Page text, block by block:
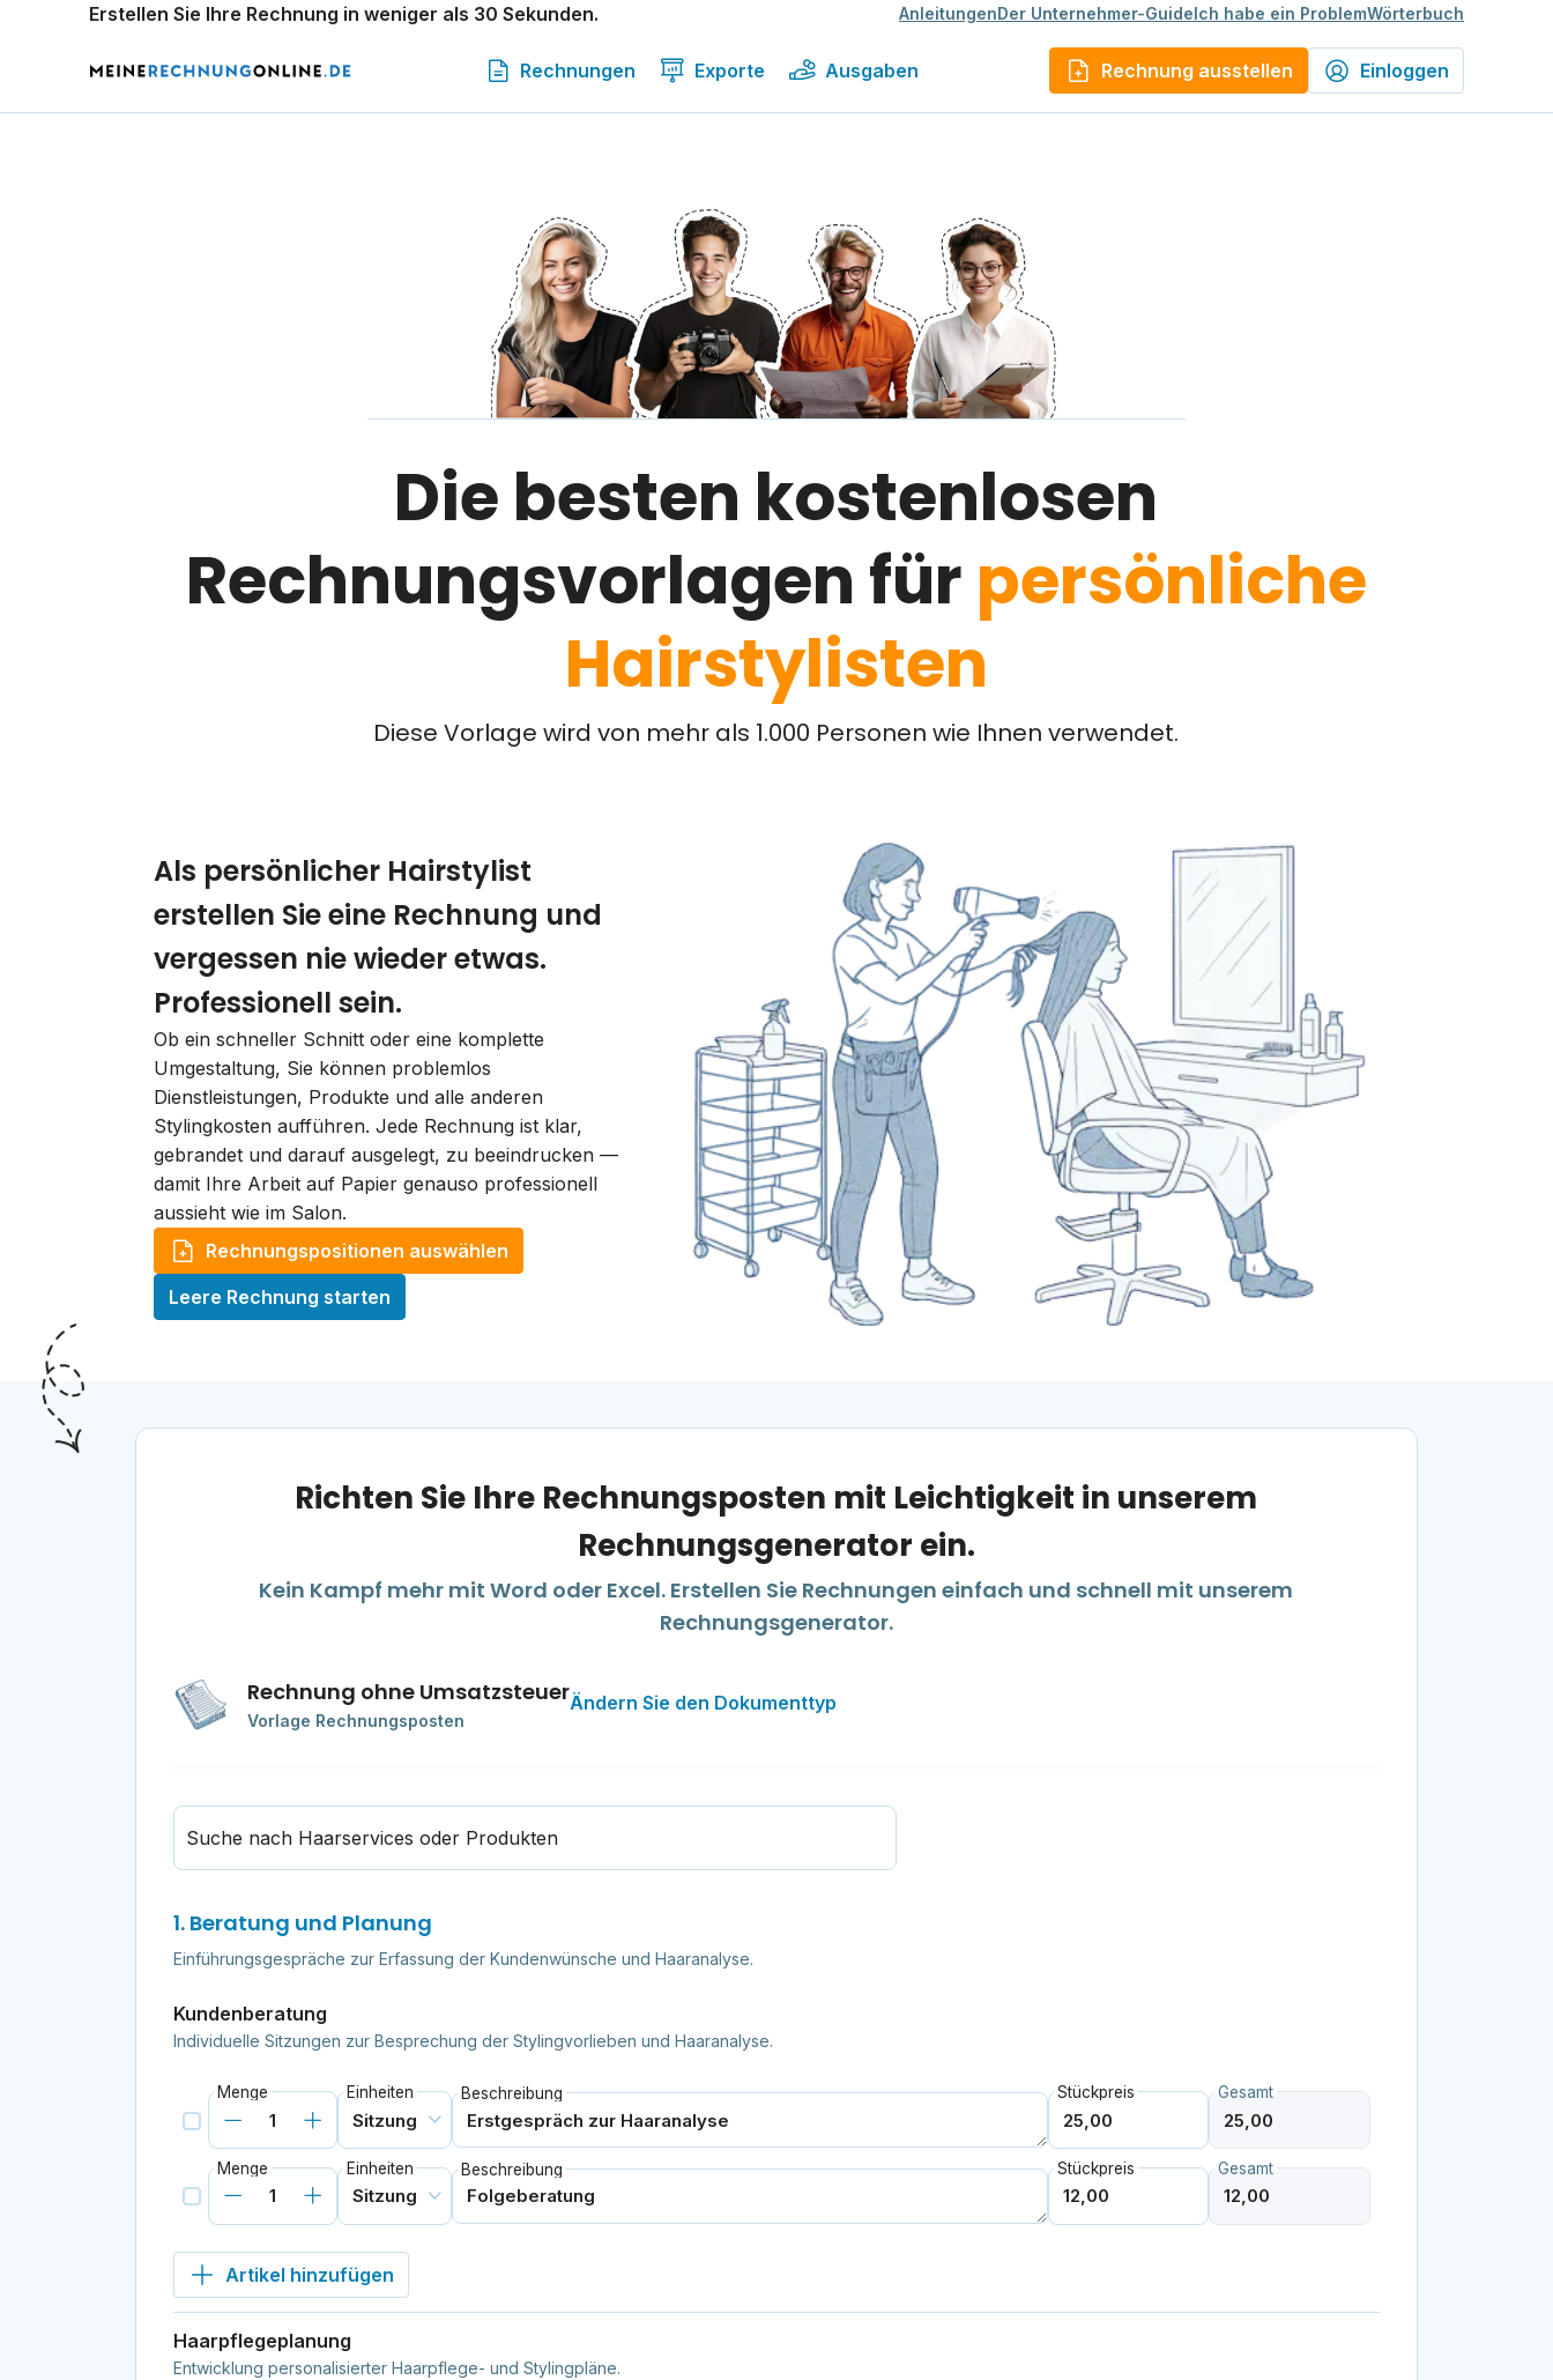
Erstellen Sie Ihre Rechnung in weniger als 30 Sekunden. AnleitungenDer Unternehmer-GuideIch habe ein ProblemWörterbuch
Rechnungen Exporte Ausgaben Rechnung ausstellen Einloggen
Die besten kostenlosen
Rechnungsvorlagen für persönliche
Hairstylisten
Diese Vorlage wird von mehr als 1.000 Personen wie Ihnen verwendet.
Als persönlicher Hairstylist
erstellen Sie eine Rechnung und
vergessen nie wieder etwas.
Professionell sein.
Ob ein schneller Schnitt oder eine komplette
Umgestaltung, Sie können problemlos
Dienstleistungen, Produkte und alle anderen
Stylingkosten aufführen. Jede Rechnung ist klar,
gebrandet und darauf ausgelegt, zu beeindrucken —
damit Ihre Arbeit auf Papier genauso professionell
aussieht wie im Salon.
Rechnungspositionen auswählen
Leere Rechnung starten
Richten Sie Ihre Rechnungsposten mit Leichtigkeit in unserem
Rechnungsgenerator ein.
Kein Kampf mehr mit Word oder Excel. Erstellen Sie Rechnungen einfach und schnell mit unserem
Rechnungsgenerator.
Rechnung ohne Umsatzsteuer
Vorlage Rechnungsposten
Ändern Sie den Dokumenttyp
Suche nach Haarservices oder Produkten
1. Beratung und Planung
Einführungsgespräche zur Erfassung der Kundenwünsche und Haaranalyse.
Kundenberatung
Individuelle Sitzungen zur Besprechung der Stylingvorlieben und Haaranalyse.
Menge Einheiten Beschreibung Stückpreis Gesamt
Menge Einheiten Beschreibung Stückpreis Gesamt
Artikel hinzufügen
Haarpflegeplanung
Entwicklung personalisierter Haarpflege- und Stylingpläne.